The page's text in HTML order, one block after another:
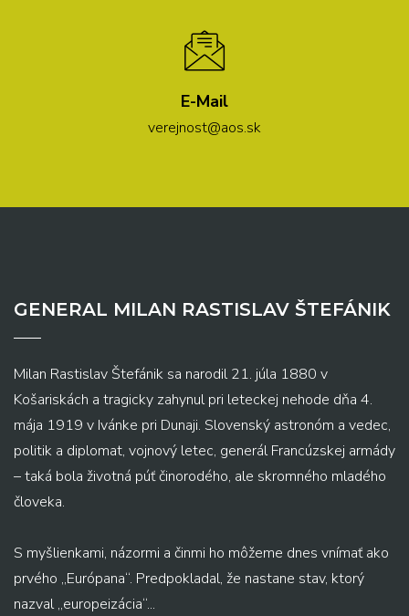
E-Mail
verejnost@aos.sk
GENERAL MILAN RASTISLAV ŠTEFÁNIK
Milan Rastislav Štefánik sa narodil 21. júla 1880 v
Košariskách a tragicky zahynul pri leteckej nehode dňa 4.
mája 1919 v Ivánke pri Dunaji. Slovenský astronóm a vedec,
politik a diplomat, vojnový letec, generál Francúzskej armády
– taká bola životná púť činorodého, ale skromného mladého
človeka.
S myšlienkami, názormi a činmi ho môžeme dnes vnímať ako
prvého „Európana“. Predpokladal, že nastane stav, ktorý
nazval „europeizácia“...